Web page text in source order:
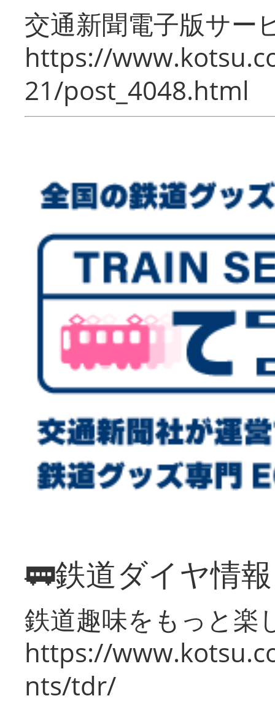
交通新聞電子版サー
https://
21/post_4048.html
🚃鉄道ダイヤ情
鉄道趣味をもっと楽
https://
nts/tdr/